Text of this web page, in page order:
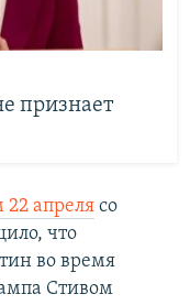
признает
22 апреля со
что
во время
Стивом